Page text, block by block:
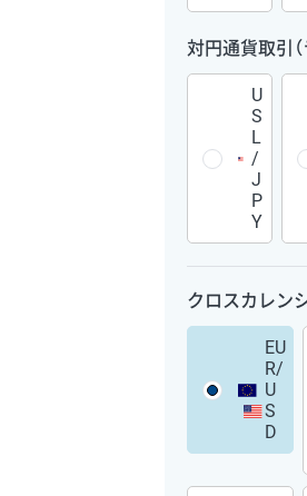
対円通貨取引（
U
S
L
/
J
P
Y
クロスカレン
EU
R/
U
S
D